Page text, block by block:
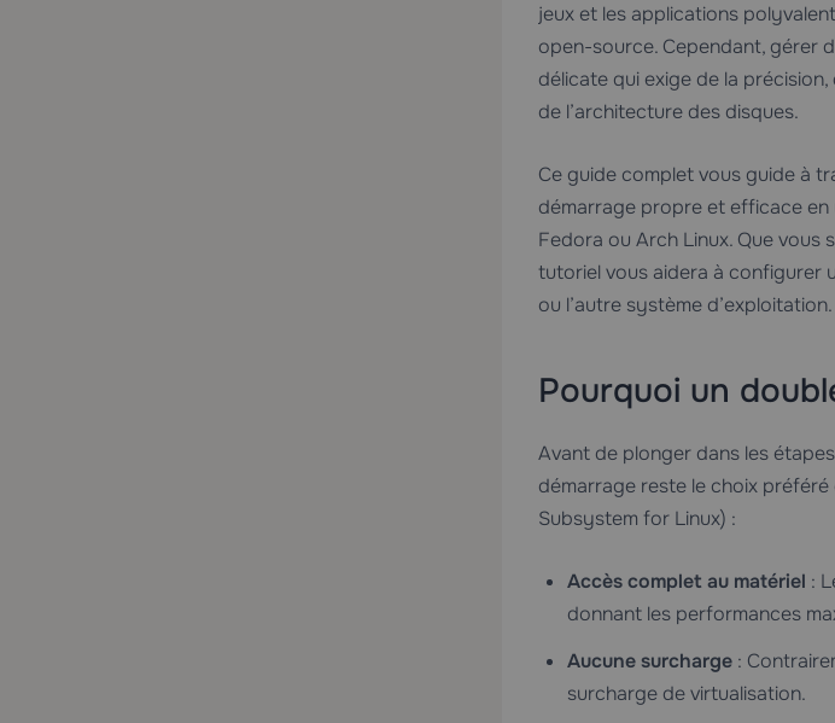
jeux et les applications
open-source. Cependant, gérer
délicate qui exige de la
de l’architecture des disques.
Ce guide complet vous guide à
démarrage propre et efficace en
Fedora ou Arch Linux. Que vous
tutoriel vous aidera à configurer
ou l’autre système d’exploitation.
Pourquoi un
Avant de plonger dans les
démarrage reste le choix
Subsystem for Linux) :
Accès complet au matériel :
donnant les performances
Aucune surcharge:
surcharge de virtualisation.